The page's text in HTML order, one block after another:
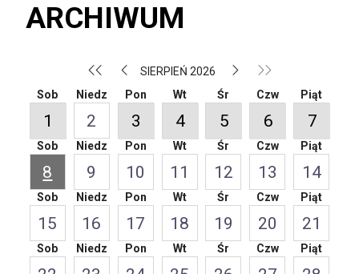
ARCHIWUM
SIERPIEŃ 2026
Sob
1
Niedz
2
Pon
3
Wt
4
Śr
5
Czw
6
Piąt
7
Sob
8
Niedz
9
Pon
10
Wt
11
Śr
12
Czw
13
Piąt
14
Sob
15
Niedz
16
Pon
17
Wt
18
Śr
19
Czw
20
Piąt
21
Sob Niedz Pon Wt Śr Czw Piąt